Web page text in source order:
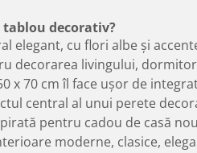
tablou decorativ?
elegant, cu flori albe și
decorarea livingului,
x 70 cm îl face ușor de
central al unui perete
pentru cadou de casă
moderne, clasice,